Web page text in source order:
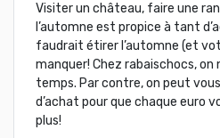
Visiter un château, faire une
l’automne est propice à tant
faudrait étirer l’automne (et
manquer! Chez rabaischocs, on
temps. Par contre, on peut
d’achat pour que chaque euro
plus!